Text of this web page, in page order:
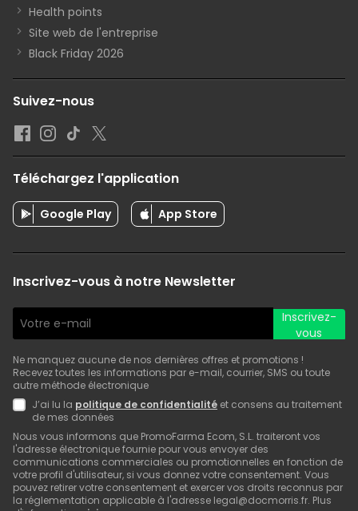
Health points
Site web de l'entreprise
Black Friday 2026
Suivez-nous
Téléchargez l'application
Google Play App Store
Inscrivez-vous à notre Newsletter
Inscrivez-
vous
Ne manquez aucune de nos dernières offres et promotions !
Recevez toutes les informations par e-mail, courrier, SMS ou toute
autre méthode électronique
J’ai lu la politique de confidentialité et consens au traitement
de mes données
Nous vous informons que PromoFarma Ecom, S.L. traiteront vos
l'adresse électronique fournie pour vous envoyer des
communications commerciales ou promotionnelles en fonction de
votre profil d'utilisateur, si vous donnez votre consentement. Vous
pouvez retirer votre consentement et exercer vos droits reconnus par
la réglementation applicable à l'adresse legal@docmorris.fr. Plus